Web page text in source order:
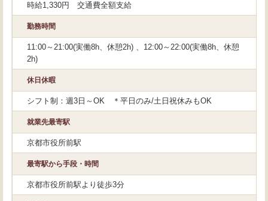
時給1,330円 交通費全額支給
勤務時間
11:00～21:00(実働8h、休憩2h) 、12:00～22:00(実働8h、休憩
2h)
休日休暇
シフト制：週3日～OK ＊平日のみ/土日祝休みもOK
就業先最寄駅
京都市役所前駅
最寄駅から手段・時間
京都市役所前駅より徒歩3分